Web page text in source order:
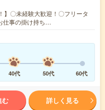
】〇未経験大歓迎！〇フリータ
仕事の掛け持ち…
40代 50代 60代
む 詳しく見る